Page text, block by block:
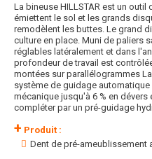
+ Produit :
Dent de pré-ameublissement
La bineuse HILLSTAR est un
émiettent le sol et les grands
remodèlent les buttes. Le grand
culture en place. Muni de paliers
réglables latéralement et dans
profondeur de travail est
montées sur parallélogrammes
système de guidage
mécanique jusqu'à 6 % en
compléter par un pré-guidage